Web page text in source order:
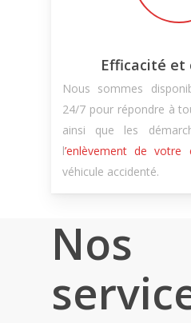
Efficacité et
Nous sommes
24/7 pour répondre à
ainsi que les
l’enlèvement de votre
véhicule accidenté.
Nos